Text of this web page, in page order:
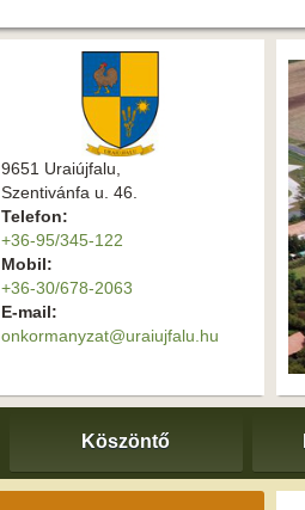
9651 Uraiújfalu,
Szentivánfa u. 46.
Telefon:
+36-95/345-122
Mobil:
+36-30/678-2063
E-mail:
onkormanyzat@uraiujfalu.hu
Köszöntő